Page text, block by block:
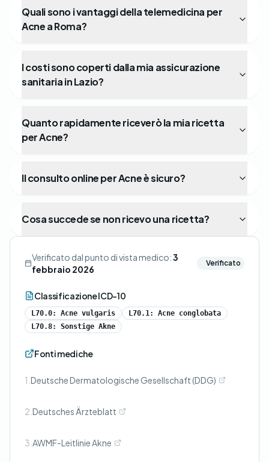
Quali sono i vantaggi della telemedicina per
Acne a Roma?
I costi sono coperti dalla mia assicurazione
sanitaria in Lazio?
Quanto rapidamente riceverò la mia ricetta
per Acne?
Il consulto online per Acne è sicuro?
Cosa succede se non ricevo una ricetta?
Verificato dal punto di vista medico:3
febbraio 2026
Verificato
Classificazione ICD-10
L70.0: Acne vulgaris
L70.1: Acne conglobata
L70.8: Sonstige Akne
Fonti mediche
1. Deutsche Dermatologische Gesellschaft (DDG)
2. Deutsches Ärzteblatt
3. AWMF-Leitlinie Akne